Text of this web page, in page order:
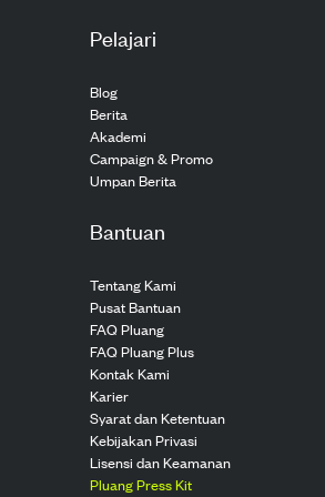
Pelajari
Blog
Berita
Akademi
Campaign & Promo
Umpan Berita
Bantuan
Tentang Kami
Pusat Bantuan
FAQ Pluang
FAQ Pluang Plus
Kontak Kami
Karier
Syarat dan Ketentuan
Kebijakan Privasi
Lisensi dan Keamanan
Pluang Press Kit